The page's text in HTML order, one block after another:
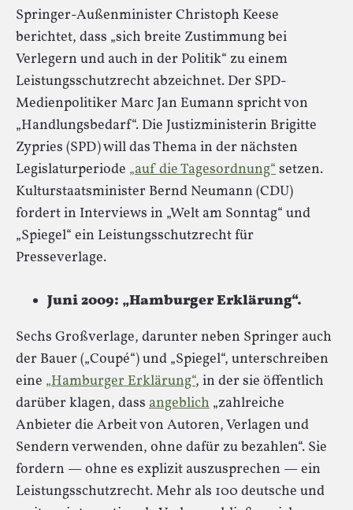
Springer-Außenminister Christoph Keese
berichtet, dass „sich breite Zustimmung bei
Verlegern und auch in der Politik“ zu einem
Leistungsschutzrecht abzeichnet. Der SPD-
Medienpolitiker Marc Jan Eumann spricht von
„Handlungsbedarf“. Die Justizministerin Brigitte
Zypries (SPD) will das Thema in der nächsten
Legislaturperiode „auf die Tagesordnung“setzen.
Kulturstaatsminister Bernd Neumann (CDU)
fordert in Interviews in „Welt am Sonntag“ und
„Spiegel“ ein Leistungsschutzrecht für
Presseverlage.
Juni 2009: „Hamburger Erklärung“.
Sechs Großverlage, darunter neben Springer auch
der Bauer („Coupé“) und „Spiegel“, unterschreiben
eine „Hamburger Erklärung“, in der sie öffentlich
darüber klagen, dass angeblich „zahlreiche
Anbieter die Arbeit von Autoren, Verlagen und
Sendern verwenden, ohne dafür zu bezahlen“. Sie
fordern — ohne es explizit auszusprechen — ein
Leistungsschutzrecht. Mehr als 100 deutsche und